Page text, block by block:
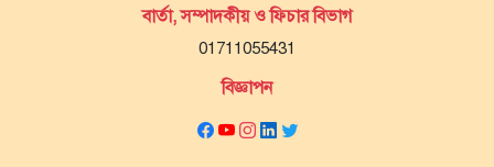
বার্তা, সম্পাদকীয় ও ফিচার বিভাগ
01711055431
বিজ্ঞাপন